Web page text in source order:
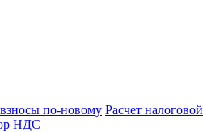
по-новому Расчет
НДС